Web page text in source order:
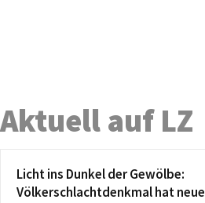
Aktuell auf LZ
Licht ins Dunkel der Gewölbe:
Völkerschlachtdenkmal hat neue